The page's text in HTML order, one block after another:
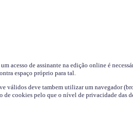
acesso de assinante na edição online é
espaço próprio para tal.
válidos deve tambem utilizar um navegador
de cookies pelo que o nível de privacidade das